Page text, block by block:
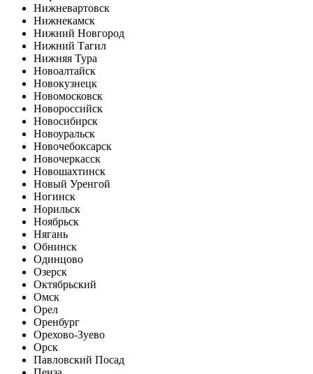
Нижневартовск
Нижнекамск
Нижний Новгород
Нижний Тагил
Нижняя Тура
Новоалтайск
Новокузнецк
Новомосковск
Новороссийск
Новосибирск
Новоуральск
Новочебоксарск
Новочеркасск
Новошахтинск
Новый Уренгой
Ногинск
Норильск
Ноябрьск
Нягань
Обнинск
Одинцово
Озерск
Октябрьский
Омск
Орел
Оренбург
Орехово-Зуево
Орск
Павловский Посад